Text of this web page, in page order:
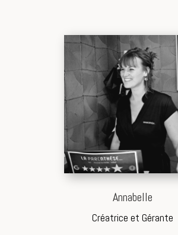
Annabelle
Créatrice et Gérante